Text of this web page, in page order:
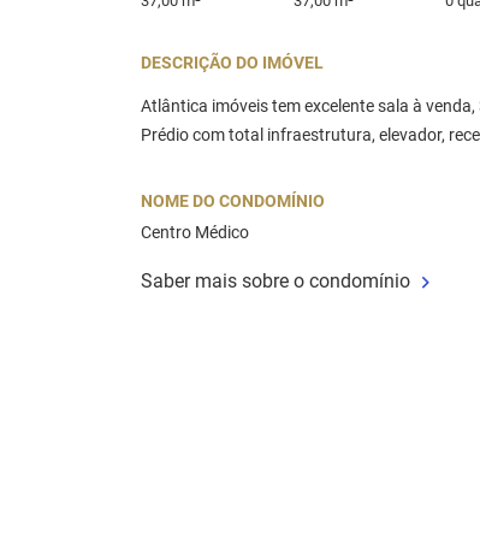
DESCRIÇÃO DO IMÓVEL
Atlântica imóveis tem excelente sala à
Prédio com total infraestrutura, elevador,
NOME DO CONDOMÍNIO
Centro Médico
Saber mais sobre o condomínio